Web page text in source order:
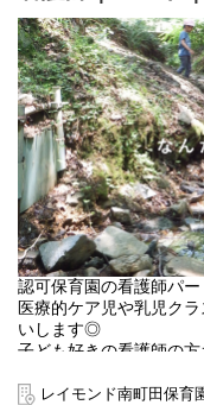
の五感や想像性を刺激
室内にはキャラクター
在と決めつけて「かわ
や色彩空間を養える室
す。玄関フロアには、
飾ってあるフォトフレ
れ、本物のアートへの
かう階段の踊り場には
の時々の園内でブーム
録を掲示。この記録は
りするすべての方が記
生活と遊び」「子ども
たちの興味・関心や探
境を整えていくよう心掛
認可保育園の看護師パー
医療的ケア児や乳児ク
いします◎
子ども好きの看護師の方
【主なお仕事内容】
レイモンド南町田保育